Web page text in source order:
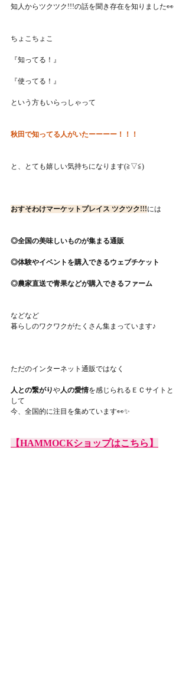
知人からツクツク!!!の話を聞き存在を知りました👀
ちょこちょこ
『知ってる！』
『使ってる！』
という方もいらっしゃって
秋田で知ってる人がいたーーーー！！！
と、とても嬉しい気持ちになります(≧▽≦)
おすそわけマーケットプレイス ツクツク!!!には
◎全国の美味しいものが集まる通販
◎体験やイベントを購入できるウェブチケット
◎農家直送で青果などが購入できるファーム
などなど
暮らしのワクワクがたくさん集まっています♪
ただのインターネット通販ではなく
人との繋がりや人の愛情を感じられるＥＣサイトと
して
今、全国的に注目を集めています👀✨
【HAMMOCKショップはこちら】